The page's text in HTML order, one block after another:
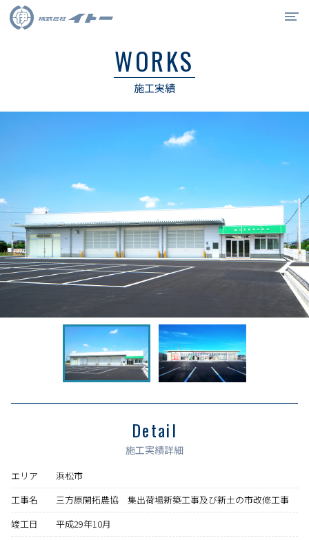
リクルート
0538-34-6715
お問合せ
WORKS
施工実績
Detail
施工実績詳細
エリア
浜松市
工事名
三方原開拓農協 集出荷場新築工事及び新土の市改修工事
竣工日
平成29年10月